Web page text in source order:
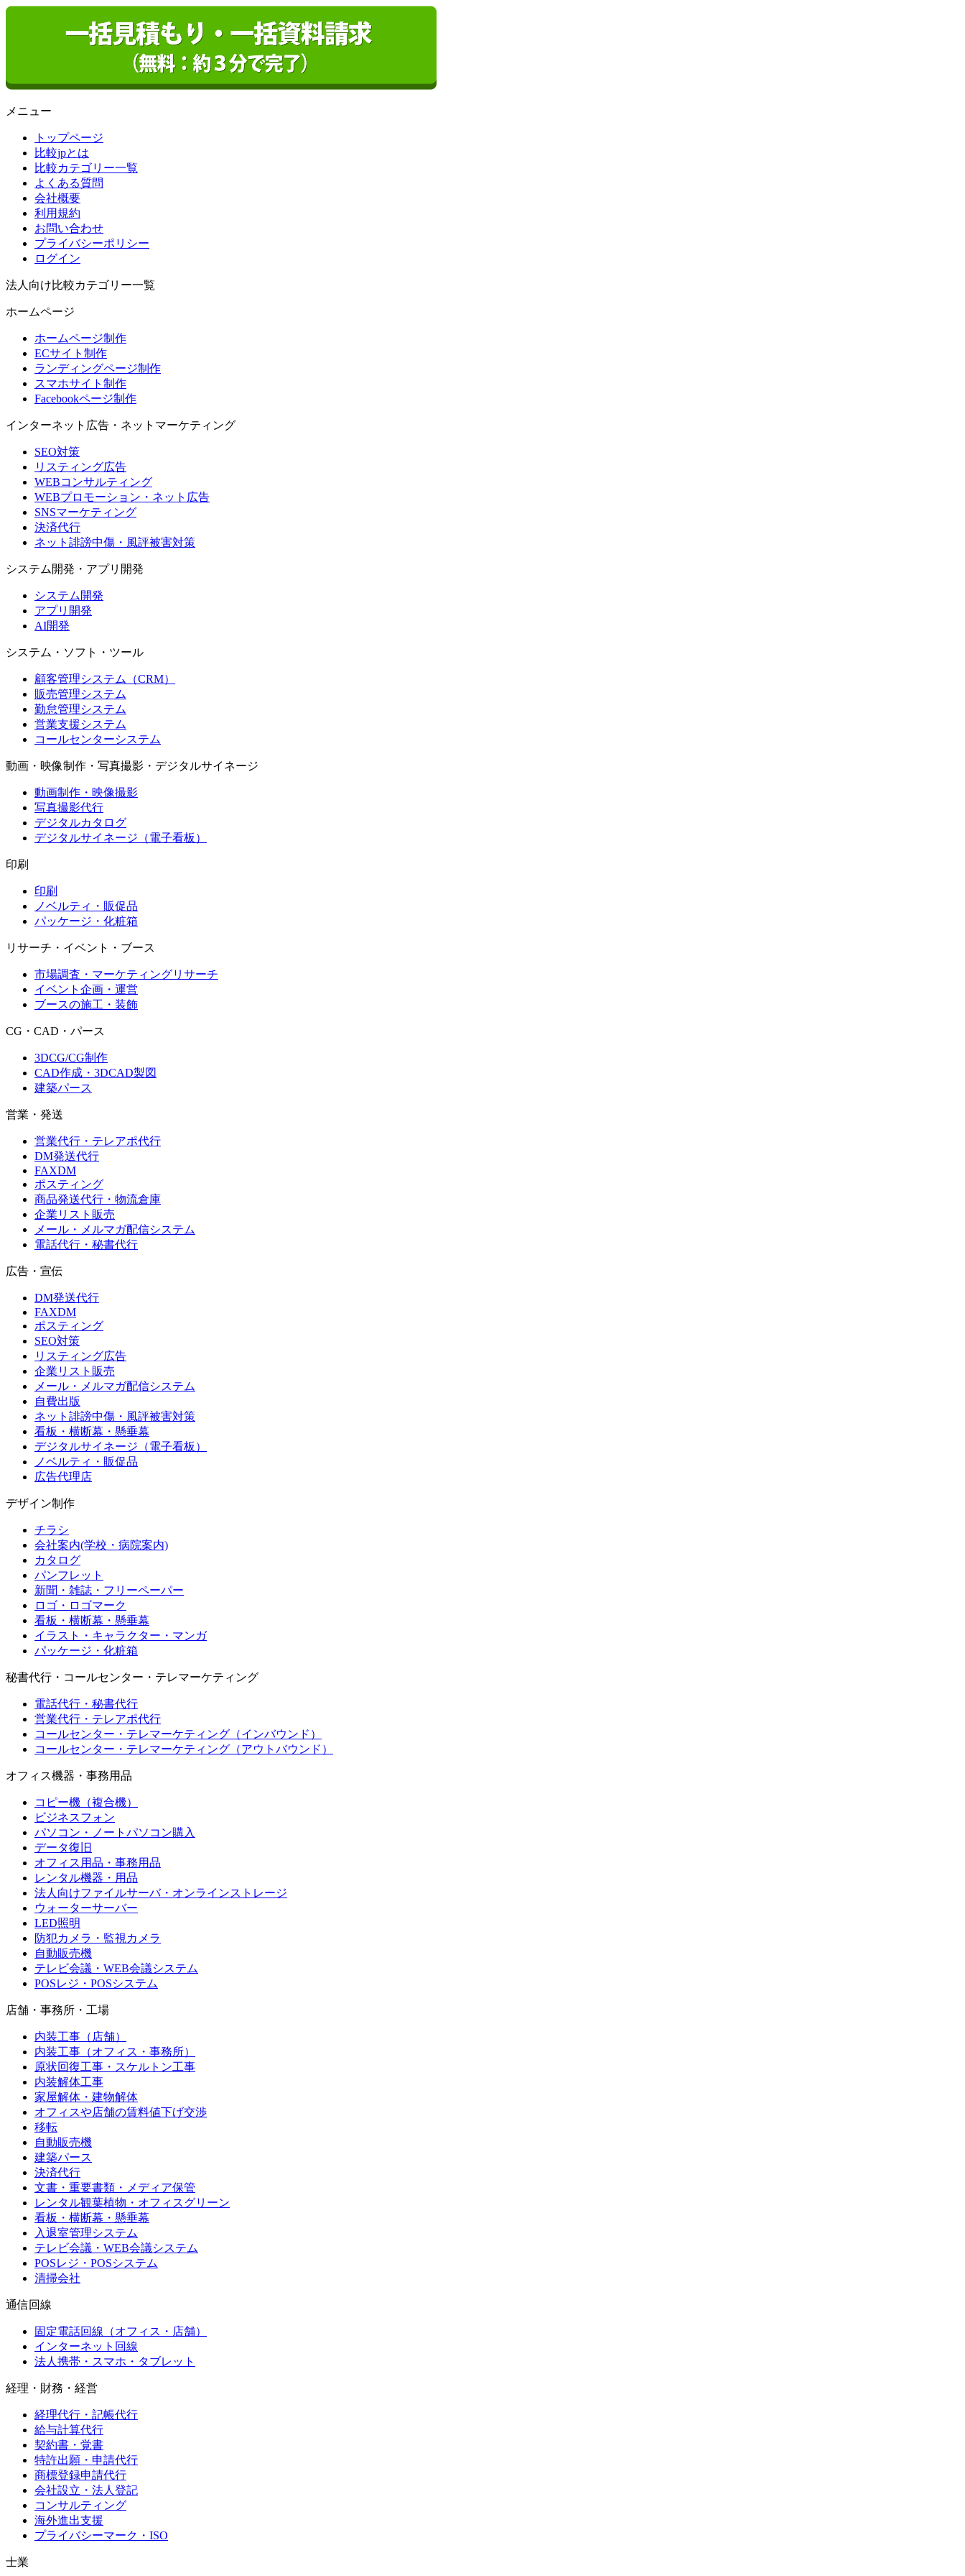
メニュー
トップページ
比較jpとは
比較カテゴリー一覧
よくある質問
会社概要
利用規約
お問い合わせ
プライバシーポリシー
ログイン
法人向け比較カテゴリー一覧
ホームページ
ホームページ制作
ECサイト制作
ランディングページ制作
スマホサイト制作
Facebookページ制作
インターネット広告・ネットマーケティング
SEO対策
リスティング広告
WEBコンサルティング
WEBプロモーション・ネット広告
SNSマーケティング
決済代行
ネット誹謗中傷・風評被害対策
システム開発・アプリ開発
システム開発
アプリ開発
AI開発
システム・ソフト・ツール
顧客管理システム（CRM）
販売管理システム
勤怠管理システム
営業支援システム
コールセンターシステム
動画・映像制作・写真撮影・デジタルサイネージ
動画制作・映像撮影
写真撮影代行
デジタルカタログ
デジタルサイネージ（電子看板）
印刷
印刷
ノベルティ・販促品
パッケージ・化粧箱
リサーチ・イベント・ブース
市場調査・マーケティングリサーチ
イベント企画・運営
ブースの施工・装飾
CG・CAD・パース
3DCG/CG制作
CAD作成・3DCAD製図
建築パース
営業・発送
営業代行・テレアポ代行
DM発送代行
FAXDM
ポスティング
商品発送代行・物流倉庫
企業リスト販売
メール・メルマガ配信システム
電話代行・秘書代行
広告・宣伝
DM発送代行
FAXDM
ポスティング
SEO対策
リスティング広告
企業リスト販売
メール・メルマガ配信システム
自費出版
ネット誹謗中傷・風評被害対策
看板・横断幕・懸垂幕
デジタルサイネージ（電子看板）
ノベルティ・販促品
広告代理店
デザイン制作
チラシ
会社案内(学校・病院案内)
カタログ
パンフレット
新聞・雑誌・フリーペーパー
ロゴ・ロゴマーク
看板・横断幕・懸垂幕
イラスト・キャラクター・マンガ
パッケージ・化粧箱
秘書代行・コールセンター・テレマーケティング
電話代行・秘書代行
営業代行・テレアポ代行
コールセンター・テレマーケティング（インバウンド）
コールセンター・テレマーケティング（アウトバウンド）
オフィス機器・事務用品
コピー機（複合機）
ビジネスフォン
パソコン・ノートパソコン購入
データ復旧
オフィス用品・事務用品
レンタル機器・用品
法人向けファイルサーバ・オンラインストレージ
ウォーターサーバー
LED照明
防犯カメラ・監視カメラ
自動販売機
テレビ会議・WEB会議システム
POSレジ・POSシステム
店舗・事務所・工場
内装工事（店舗）
内装工事（オフィス・事務所）
原状回復工事・スケルトン工事
内装解体工事
家屋解体・建物解体
オフィスや店舗の賃料値下げ交渉
移転
自動販売機
建築パース
決済代行
文書・重要書類・メディア保管
レンタル観葉植物・オフィスグリーン
看板・横断幕・懸垂幕
入退室管理システム
テレビ会議・WEB会議システム
POSレジ・POSシステム
清掃会社
通信回線
固定電話回線（オフィス・店舗）
インターネット回線
法人携帯・スマホ・タブレット
経理・財務・経営
経理代行・記帳代行
給与計算代行
契約書・覚書
特許出願・申請代行
商標登録申請代行
会社設立・法人登記
コンサルティング
海外進出支援
プライバシーマーク・ISO
士業